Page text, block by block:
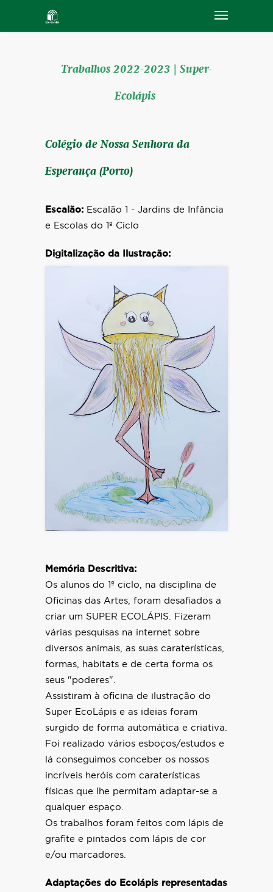
Trabalhos 2022-2023 | Super-
Ecolápis
Colégio de Nossa Senhora da
Esperança (Porto)
Escalão: Escalão 1 - Jardins de Infância
e Escolas do 1º Ciclo
Digitalização da Ilustração:
Memória Descritiva:
Os alunos do 1º ciclo, na disciplina de
Oficinas das Artes, foram desafiados a
criar um SUPER ECOLÁPIS. Fizeram
várias pesquisas na internet sobre
diversos animais, as suas caraterísticas,
formas, habitats e de certa forma os
seus "poderes".
Assistiram à oficina de ilustração do
Super EcoLápis e as ideias foram
surgido de forma automática e criativa.
Foi realizado vários esboços/estudos e
lá conseguimos conceber os nossos
incríveis heróis com caraterísticas
físicas que lhe permitam adaptar-se a
qualquer espaço.
Os trabalhos foram feitos com lápis de
grafite e pintados com lápis de cor
e/ou marcadores.
Adaptações do Ecolápis representadas